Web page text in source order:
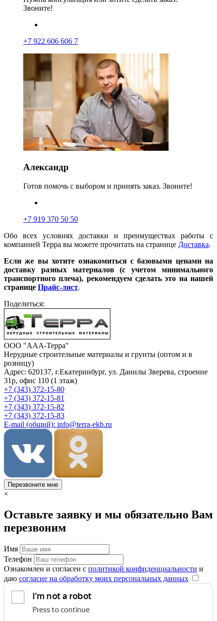
Звоните!
+7 922 606 606 7
Александр
Готов помочь с выбором и принять заказ. Звоните!
+7 919 370 50 50
Обо всех условиях доставки и преимуществах работы с
компанией Терра вы можете прочитать на странице Доставка.
Если же вы хотите ознакомиться с базовыми ценами на
доставку разных материалов (с учетом минимального
транспортного плеча), рекомендуем сделать это на нашей
странице Прайс-лист.
Поделиться:
ООО "ААА-Терра"
Нерудные строительные материалы и грунты (оптом и в
розницу)
Адрес: 620137, г.Екатеринбург, ул. Данилы Зверева, строение
31р, офис 110 (1 этаж)
+7 (343) 372-15-80
+7 (343) 372-15-81
+7 (343) 372-15-82
+7 (343) 372-15-83
E-mail (общий): info@terra-ekb.ru
Перезвоните мне
×
Оставьте заявку и мы обязательно Вам
перезвоним
Имя
Телефон
Ознакомлен и согласен с политикой конфиденциальности и
даю согласие на обработку моих персональных данных